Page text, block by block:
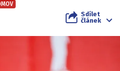
Sdílet
článek